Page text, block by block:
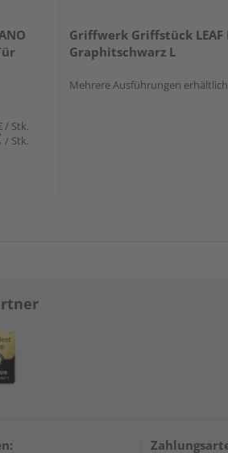
/ Stk.
/ Stk.
Griffwerk Griffstück LEAF
Graphitschwarz L
Mehrere Ausführungen erhältlich